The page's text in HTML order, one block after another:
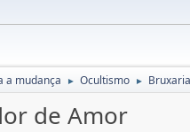
a mudança ► Ocultismo ►
de Amor